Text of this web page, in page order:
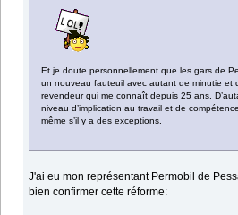
Et je doute personnellement que les gars de
un nouveau fauteuil avec autant de minutie et
revendeur qui me connaît depuis 25 ans.
niveau d’implication au travail et de
même s’il y a des exceptions.
J'ai eu mon représentant Permobil de
bien confirmer cette réforme: